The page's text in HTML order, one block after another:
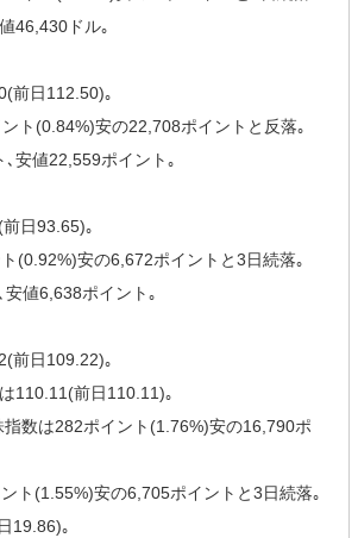
46,430ドル｡
前日112.50)｡
ト(0.84%)安の22,708ポイントと反落｡
安値22,559ポイント｡
日93.65)｡
(0.92%)安の6,672ポイントと3日続落｡
値6,638ポイント｡
前日109.22)｡
110.11(前日110.11)｡
数は282ポイント(1.76%)安の16,790ポ
ト(1.55%)安の6,705ポイントと3日続落｡
19.86)｡